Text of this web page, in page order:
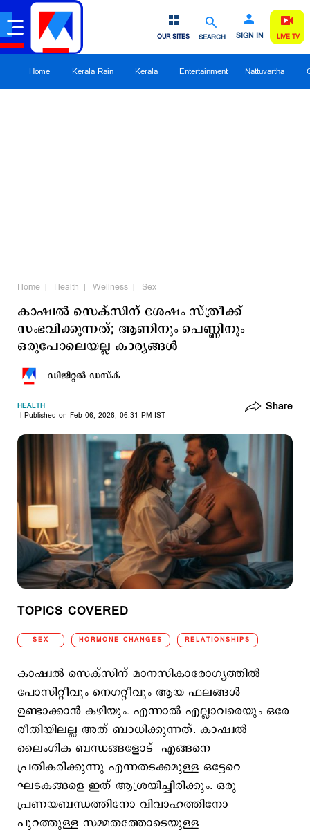
SEARCH SIGN IN
OUR SITES LIVE TV
Home Kerala Rain Kerala Entertainment Nattuvartha
Home Health Wellness Sex
കാഷ്വൽ സെക്സിന് ശേഷം സ്ത്രീക്ക്
സംഭവിക്കുന്നത്; ആണിനും പെണ്ണിനും
ഒരുപോലെയല്ല കാര്യങ്ങള്‍
ഡിജിറ്റല്‍ ഡസ്ക്
HEALTH
Published on Feb 06, 2026, 06:31 PM IST
Share
TOPICS COVERED
SEX HORMONE CHANGES RELATIONSHIPS
കാഷ്വൽ സെക്‌സിന് മാനസികാരോഗ്യത്തിൽ
പോസിറ്റീവും നെഗറ്റീവും ആയ ഫലങ്ങൾ
ഉണ്ടാക്കാൻ കഴിയും. എന്നാൽ എല്ലാവരെയും ഒരേ
രീതിയിലല്ല അത് ബാധിക്കുന്നത്. കാഷ്വൽ
ലൈംഗിക ബന്ധങ്ങളോട് എങ്ങനെ
പ്രതികരിക്കുന്നു എന്നതടക്കമുള്ള ഒട്ടേറെ
ഘടകങ്ങളെ ഇത് ആശ്രയിച്ചിരിക്കും. ഒരു
പ്രണയബന്ധത്തിനോ വിവാഹത്തിനോ
പുറത്തുള്ള സമ്മതത്തോടെയുള്ള